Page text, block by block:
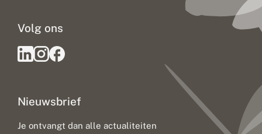
Nieuwsbrief
Je ontvangt dan alle actualiteiten
Volg ons